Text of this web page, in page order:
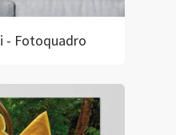
- Fotoquadro